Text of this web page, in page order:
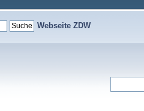
Webseite ZDW